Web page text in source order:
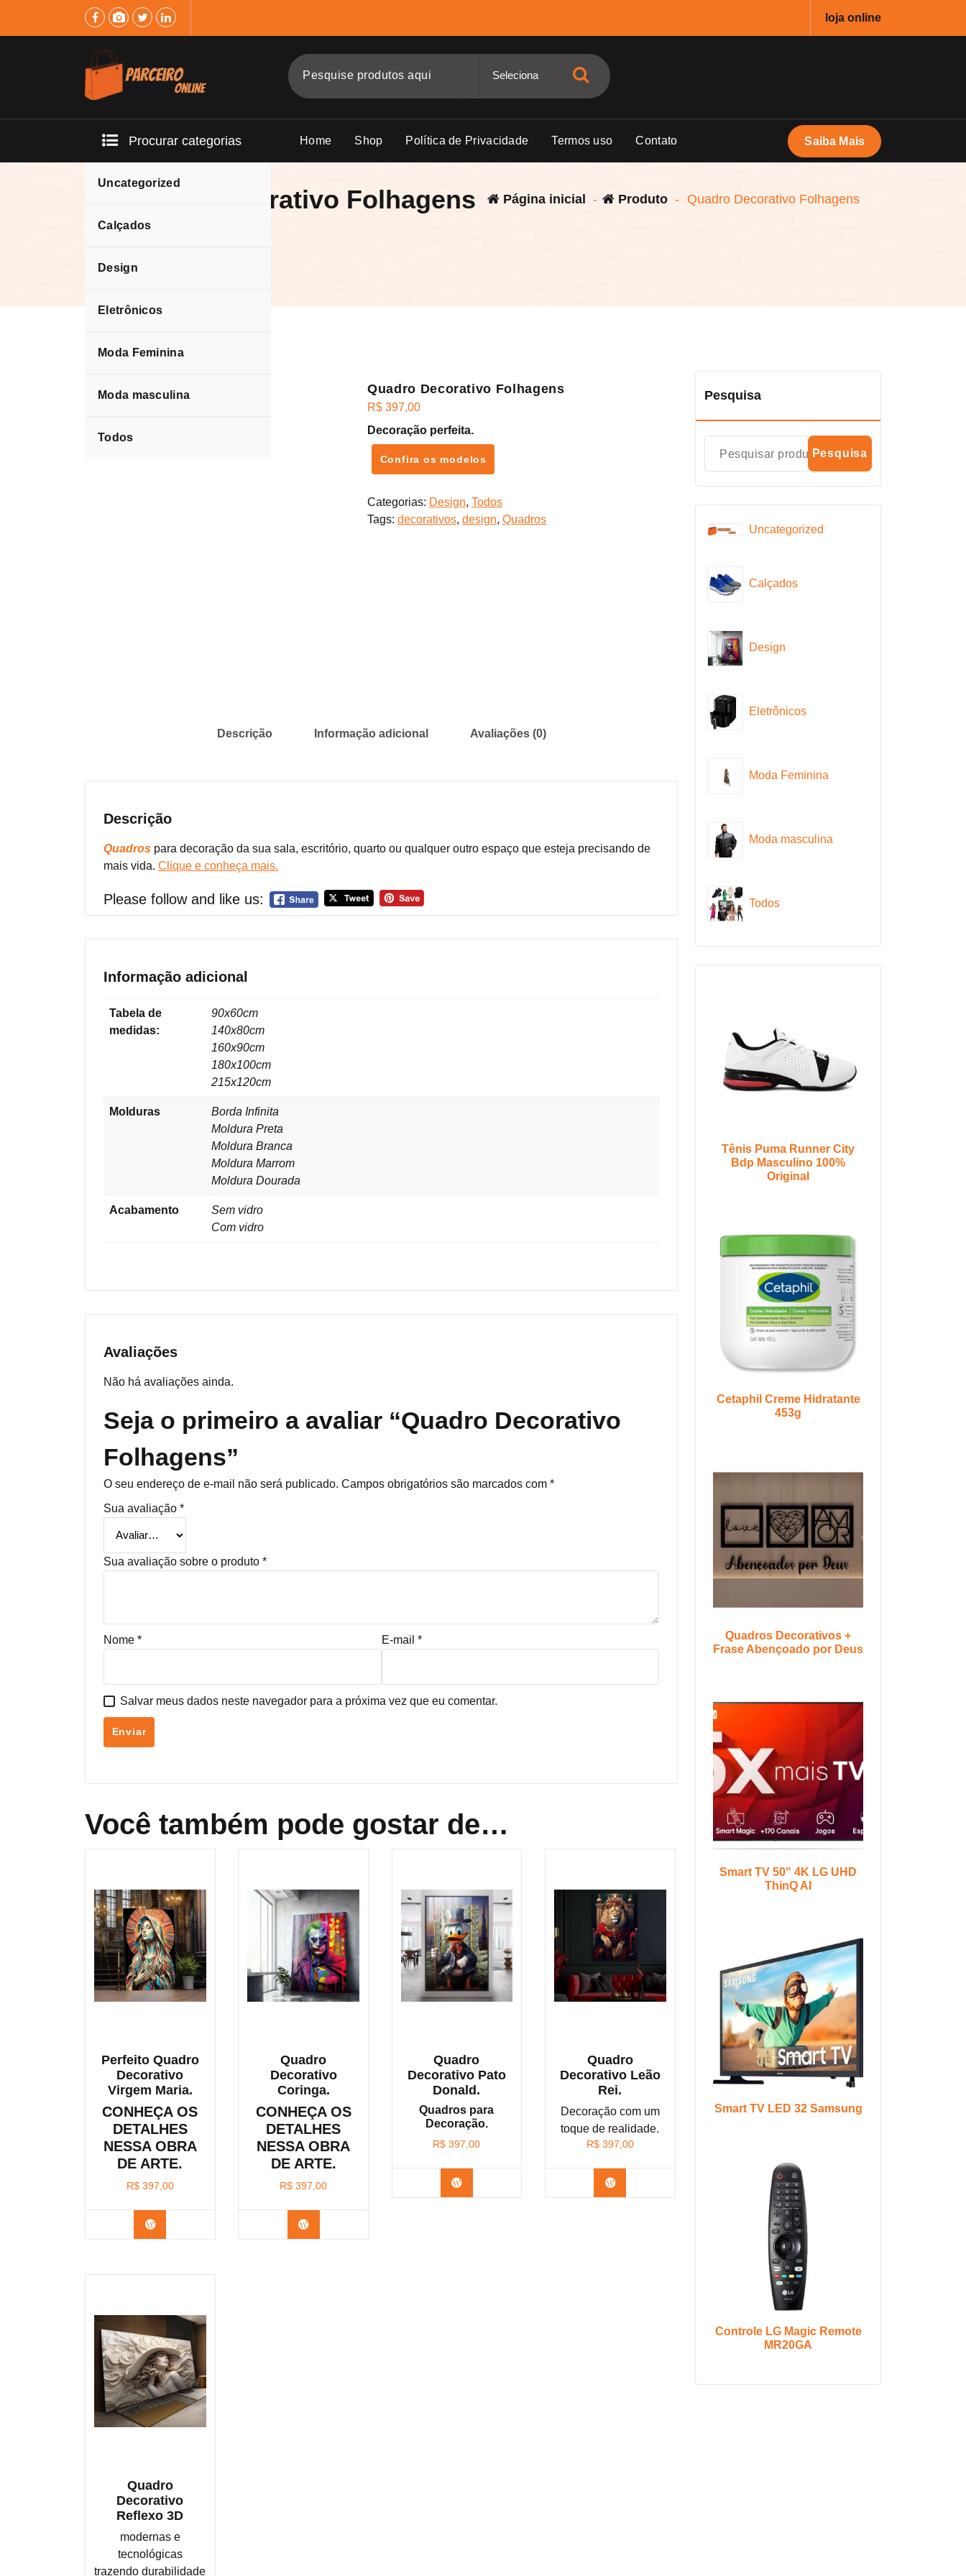
loja online
Procurar categorias
Uncategorized
Calçados
Design
Eletrônicos
Moda Feminina
Moda masculina
Todos
Home Shop Política de Privacidade Termos uso Contato Saiba Mais
Quadro Decorativo Folhagens Página inicial - Produto - Quadro Decorativo Folhagens
Quadro Decorativo Folhagens
R$ 397,00
Decoração perfeita.
Confira os modelos
Categorias: Design, Todos
Tags: decorativos, design, Quadros
Descrição Informação adicional Avaliações (0)
Descrição
Quadros para decoração da sua sala, escritório, quarto ou qualquer outro espaço que esteja precisando de
mais vida. Clique e conheça mais.
Please follow and like us:
Informação adicional
Tabela de
medidas:
90x60cm
140x80cm
160x90cm
180x100cm
215x120cm
Molduras
Borda Infinita
Moldura Preta
Moldura Branca
Moldura Marrom
Moldura Dourada
Acabamento
Sem vidro
Com vidro
Avaliações
Não há avaliações ainda.
Seja o primeiro a avaliar “Quadro Decorativo
Folhagens”
O seu endereço de e-mail não será publicado. Campos obrigatórios são marcados com *
Sua avaliação *
Sua avaliação sobre o produto *
Nome * E-mail *
Salvar meus dados neste navegador para a próxima vez que eu comentar.
Você também pode gostar de…
Perfeito Quadro
Decorativo
Virgem Maria.
CONHEÇA OS
DETALHES
NESSA OBRA
DE ARTE.
R$397,00
Confira os modelos
Quadro
Decorativo
Coringa.
CONHEÇA OS
DETALHES
NESSA OBRA
DE ARTE.
R$ 397,00
Confira os modelos
Quadro
Decorativo Pato
Donald.
Quadros para
Decoração.
R$ 397,00
Confira os modelos
Quadro
Decorativo Leão
Rei.
Decoração com um
toque de realidade.
R$397,00
Confira os modelos
Quadro
Decorativo
Reflexo 3D
modernas e
tecnológicas
trazendo durabilidade
Pesquisa
Pesquisa
Uncategorized
Calçados
Design
Eletrônicos
Moda Feminina
Moda masculina
Todos
Tênis Puma Runner City
Bdp Masculino 100%
Original
Cetaphil Creme Hidratante
453g
Quadros Decorativos +
Frase Abençoado por Deus
Smart TV 50" 4K LG UHD
ThinQ AI
Smart TV LED 32 Samsung
Controle LG Magic Remote
MR20GA